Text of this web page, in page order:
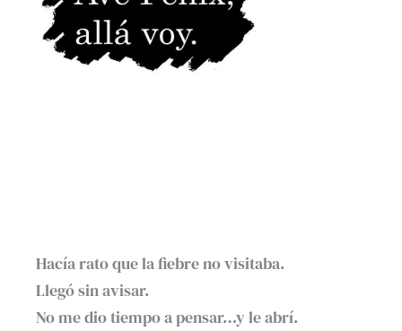
Hacía rato que la fiebre no visitaba. ⁣
Llegó sin avisar. ⁣
No me dio tiempo a pensar…y le abrí.⁣